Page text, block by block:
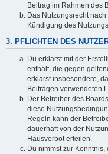
Beitrag im Rahmen des
Das Nutzungsrecht
Kündigung des
3. PFLICHTEN DES
Du erklärst mit der
enthält, die gegen
erklärst insbesondere,
Beiträgen verwendeten
Der Betreiber des
diese
Regeln kann der
dauerhaft von der
Hausverbot erteilen.
Du nimmst zur